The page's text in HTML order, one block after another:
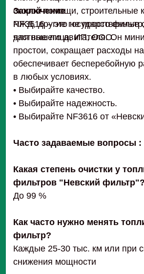
скорой помощи, строительные
РЖД, другие государственные
частные лица, ИП, ООО.
Заключение
NF3616 – это не просто
для вашего двигателя. Он
простои, сокращает расходы
обеспечивает бесперебойную
в любых условиях.
• Выбирайте качество.
• Выбирайте надежность.
• Выбирайте NF3616 от
Часто задаваемые вопросы :
Какая степень очистки у
фильтров "Невский фильтр"?
До 99 %
Как часто нужно менять
фильтр?
Каждые 25-30 тыс. км или при
снижения мощности